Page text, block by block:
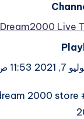
Dream2000 Live
7, 2021 11:53 ص